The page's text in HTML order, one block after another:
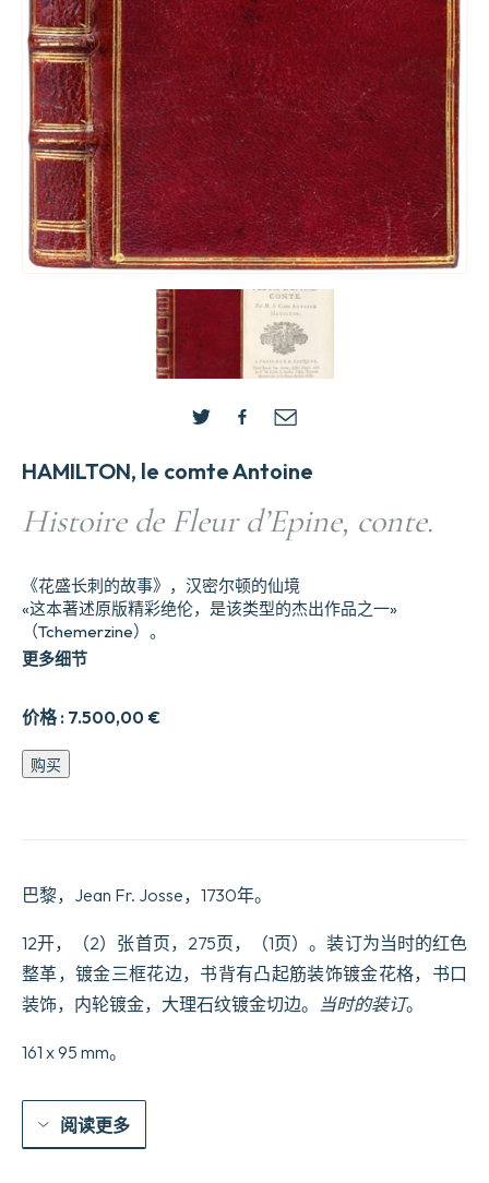
HAMILTON, le comte Antoine
Histoire de Fleur d’Epine, conte.
价格 : 7.500,00 €
《花盛长刺的故事》，汉密尔顿的仙境
«这本著述原版精彩绝伦，是该类型的杰出作品之一»
（Tchemerzine）。
更多细节
Histoire
de
购买
巴黎，Jean Fr. Josse，1730年。
12开，（2）张首页，275页，（1页）。装订为当时的红色
整革，镀金三框花边，书背有凸起筋装饰镀金花格，书口
装饰，内轮镀金，大理石纹镀金切边。
当时的装订。
161 x 95 mm。
阅读更多